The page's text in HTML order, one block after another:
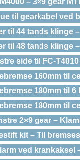
– 3×9 gear
til gearkabel ved
44 tands klinge –
til 48 tands klinge –
side til FC-
160mm til
180mm til 6
180mm til
2×9 gear –
kit – Til
ved krankaksel